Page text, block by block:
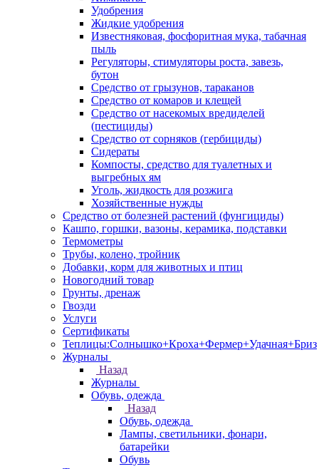
Удобрения
Жидкие удобрения
Известняковая, фосфоритная мука, табачная
пыль
Регуляторы, стимуляторы роста, завезь,
бутон
Средство от грызунов, тараканов
Средство от комаров и клещей
Средство от насекомых вредиделей
(пестициды)
Средство от сорняков (гербициды)
Сидераты
Компосты, средство для туалетных и
выгребных ям
Уголь, жидкость для розжига
Хозяйственные нужды
Средство от болезней растений (фунгициды)
Кашпо, горшки, вазоны, керамика, подставки
Термометры
Трубы, колено, тройник
Добавки, корм для животных и птиц
Новогодний товар
Грунты, дренаж
Гвозди
Услуги
Сертификаты
Теплицы:Солнышко+Кроха+Фермер+Удачная+Бриз
Журналы
Назад
Журналы
Обувь, одежда
Назад
Обувь, одежда
Лампы, светильники, фонари,
батарейки
Обувь